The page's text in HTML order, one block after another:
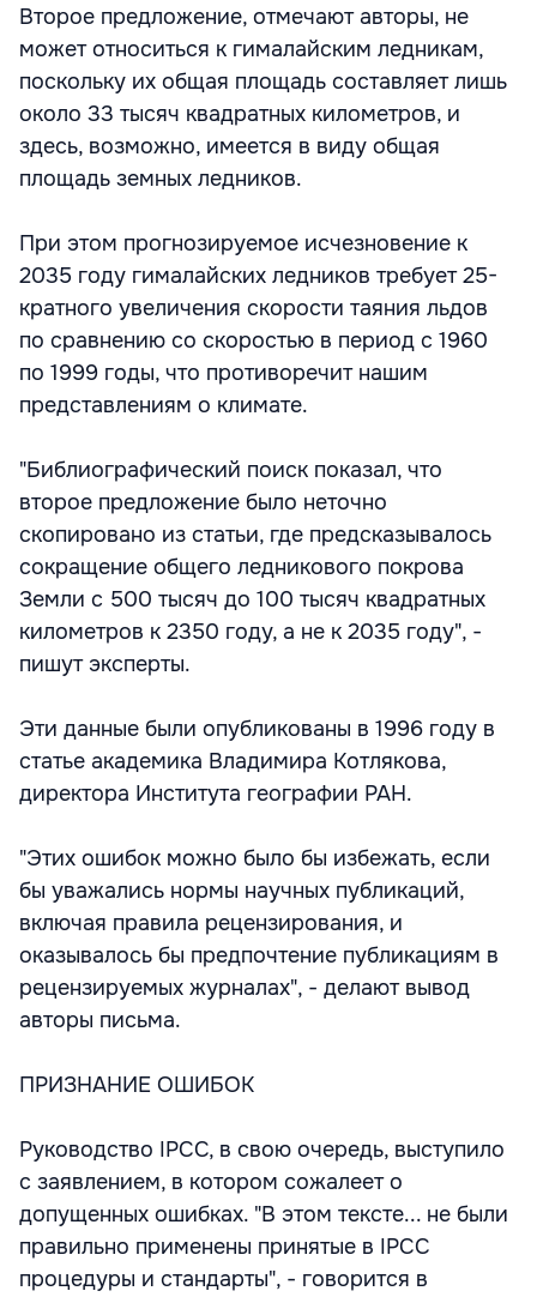
Второе предложение, отмечают авторы, не
может относиться к гималайским ледникам,
поскольку их общая площадь составляет лишь
около 33 тысяч квадратных километров, и
здесь, возможно, имеется в виду общая
площадь земных ледников.
При этом прогнозируемое исчезновение к
2035 году гималайских ледников требует 25-
кратного увеличения скорости таяния льдов
по сравнению со скоростью в период с 1960
по 1999 годы, что противоречит нашим
представлениям о климате.
"Библиографический поиск показал, что
второе предложение было неточно
скопировано из статьи, где предсказывалось
сокращение общего ледникового покрова
Земли с 500 тысяч до 100 тысяч квадратных
километров к 2350 году, а не к 2035 году", -
пишут эксперты.
Эти данные были опубликованы в 1996 году в
статье академика Владимира Котлякова,
директора Института географии РАН.
"Этих ошибок можно было бы избежать, если
бы уважались нормы научных публикаций,
включая правила рецензирования, и
оказывалось бы предпочтение публикациям в
рецензируемых журналах", - делают вывод
авторы письма.
ПРИЗНАНИЕ ОШИБОК
Руководство IPCC, в свою очередь, выступило
с заявлением, в котором сожалеет о
допущенных ошибках. "В этом тексте... не были
правильно применены принятые в IPCC
процедуры и стандарты", - говорится в